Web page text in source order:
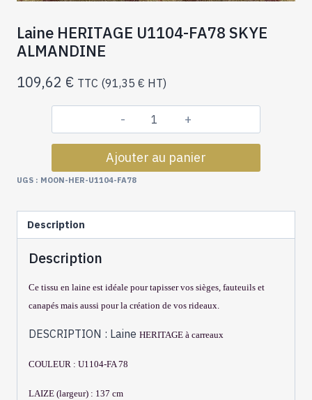
Laine HERITAGE U1104-FA78 SKYE
ALMANDINE
109,62 € TTC (91,35 € HT)
quantité
de
Laine
FA78
Ajouter au panier
UGS : MOON-HER-U1104-FA78
Description
Description
Ce tissu en laine est idéale pour tapisser vos sièges, fauteuils et
canapés mais aussi pour la création de vos rideaux.
DESCRIPTION : Laine HERITAGE à carreaux
COULEUR : U1104-FA 78
LAIZE (largeur) : 137 cm